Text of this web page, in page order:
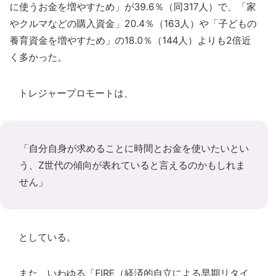
に使うお金を増やすため」が39.6％（同317人）で、「家
やクルマなどの購入資金」20.4％（163人）や「子どもの
養育資金を増やすため」の18.0％（144人）よりも2倍近
く多かった。
トレジャープロモートは、
「自分自身が求めることに時間とお金を使いたいとい
う、Z世代の傾向が表れていると言えるのかもしれま
せん」
としている。
また、いわゆる「FIRE（経済的自立による早期リタイ